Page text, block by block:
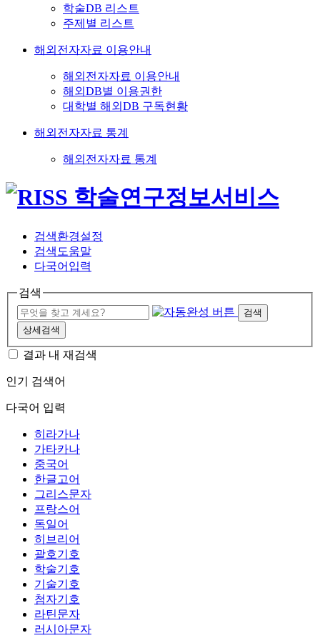
학술DB 리스트
주제별 리스트
해외전자자료 이용안내
해외전자자료 이용안내
해외DB별 이용권한
대학별 해외DB 구독현황
해외전자자료 통계
해외전자자료 통계
검색환경설정
검색도움말
다국어입력
검색
검색
상세검색
결과 내 재검색
인기 검색어
다국어 입력
히라가나
가타카나
중국어
한글고어
그리스문자
프랑스어
독일어
히브리어
괄호기호
학술기호
기술기호
첨자기호
라틴문자
러시아문자